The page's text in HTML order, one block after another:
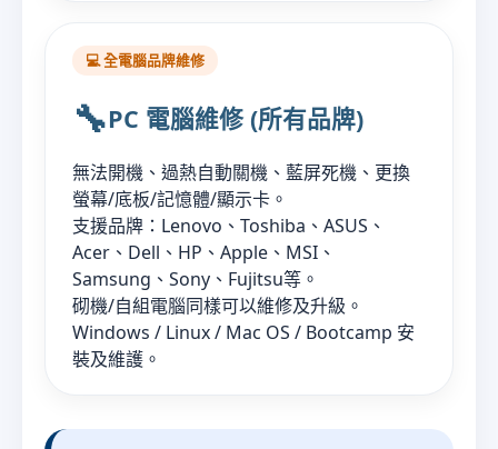
💻 全電腦品牌維修
🔧PC 電腦維修 (所有品牌)
無法開機、過熱自動關機、藍屏死機、更換
螢幕/底板/記憶體/顯示卡。
支援品牌：Lenovo、Toshiba、ASUS、
Acer、Dell、HP、Apple、MSI、
Samsung、Sony、Fujitsu等。
砌機/自組電腦同樣可以維修及升級。
Windows / Linux / Mac OS / Bootcamp 安
裝及維護。